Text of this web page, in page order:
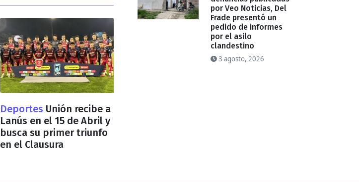
Deportes Unión recibe a
Lanús en el 15 de Abril y
busca su primer triunfo
en el Clausura
por Veo Noticias, Del
Frade presentó un
pedido de informes
por el asilo
clandestino
3 agosto, 2026